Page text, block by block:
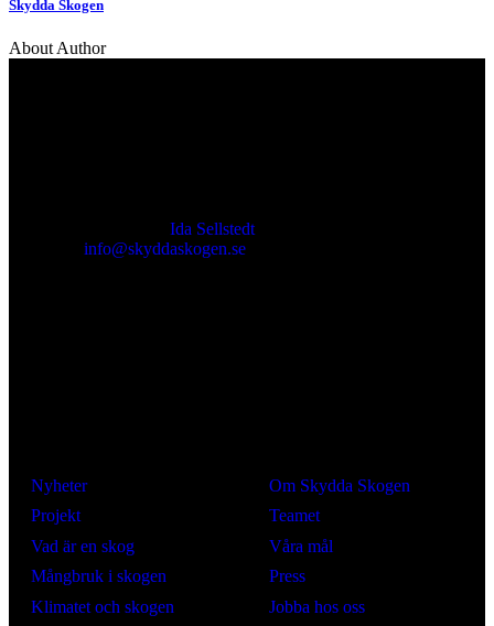
Skydda Skogen
About Author
Ida Sellstedt
info@skyddaskogen.se
Nyheter
Projekt
Vad är en skog
Mångbruk i skogen
Klimatet och skogen
Om Skydda Skogen
Teamet
Våra mål
Press
Jobba hos oss